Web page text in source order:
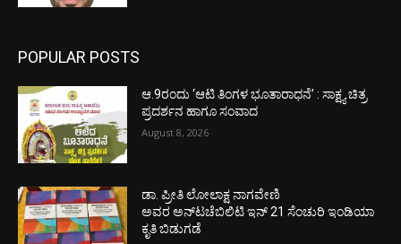
POPULAR POSTS
ಆ.9ರಂದು ‘ಆಟಿ ತಿಂಗಳ ಭೂತಾರಾಧನೆ’ : ಸಾಕ್ಷ್ಯ ಚಿತ್ರ
ಪ್ರದರ್ಶನ ಹಾಗೂ ಸಂವಾದ
August 8, 2026
ಡಾ. ಪ್ರೀತಿ ಲೋಲಾಕ್ಷ ನಾಗವೇಣಿ
ಅವರ ಅನ್‌ಟಚೆಬಿಲಿಟಿ ಇನ್ 21 ಸೆಂಚುರಿ ಇಂಡಿಯಾ
ಕೃತಿ ಬಿಡುಗಡೆ